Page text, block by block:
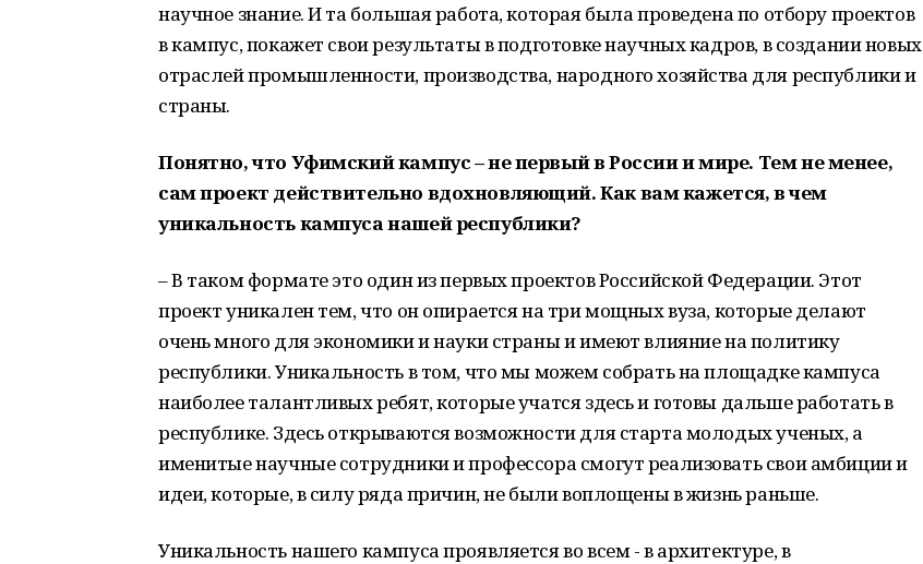
научное знание. И та большая работа, которая была проведена по отбору проектов
в кампус, покажет свои результаты в подготовке научных кадров, в создании новых
отраслей промышленности, производства, народного хозяйства для республики и
страны.
Понятно, что Уфимский кампус – не первый в России и мире. Тем не менее,
сам проект действительно вдохновляющий. Как вам кажется, в чем
уникальность кампуса нашей республики?
– В таком формате это один из первых проектов Российской Федерации. Этот
проект уникален тем, что он опирается на три мощных вуза, которые делают
очень много для экономики и науки страны и имеют влияние на политику
республики. Уникальность в том, что мы можем собрать на площадке кампуса
наиболее талантливых ребят, которые учатся здесь и готовы дальше работать в
республике. Здесь открываются возможности для старта молодых ученых, а
именитые научные сотрудники и профессора смогут реализовать свои амбиции и
идеи, которые, в силу ряда причин, не были воплощены в жизнь раньше.
Уникальность нашего кампуса проявляется во всем - в архитектуре, в